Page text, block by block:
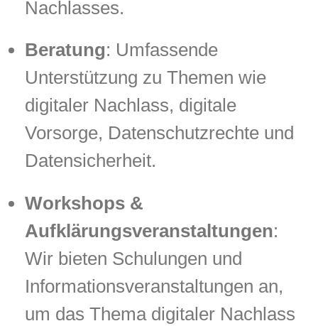
Nachlasses.
Beratung: Umfassende
Unterstützung zu Themen wie
digitaler Nachlass, digitale
Vorsorge, Datenschutzrechte und
Datensicherheit.
Workshops &
Aufklärungsveranstaltungen:
Wir bieten Schulungen und
Informationsveranstaltungen an,
um das Thema digitaler Nachlass